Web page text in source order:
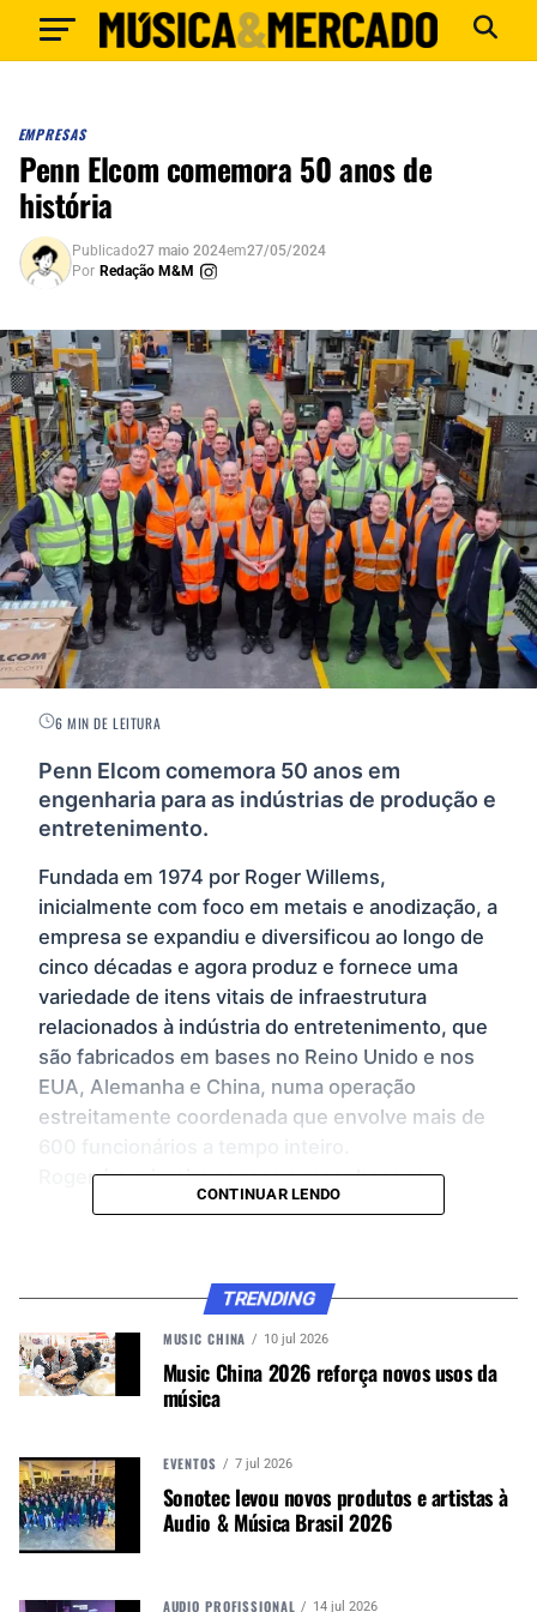
EMPRESAS
Penn Elcom comemora 50 anos de
história
Publicado27 maio 2024em27/05/2024
Por Redação M&M
6 MIN DE LEITURA
Penn Elcom comemora 50 anos em
engenharia para as indústrias de produção e
entretenimento.
Fundada em 1974 por Roger Willems,
inicialmente com foco em metais e anodização, a
empresa se expandiu e diversificou ao longo de
cinco décadas e agora produz e fornece uma
variedade de itens vitais de infraestrutura
relacionados à indústria do entretenimento, que
são fabricados em bases no Reino Unido e nos
EUA, Alemanha e China, numa operação
estreitamente coordenada que envolve mais de
Roger é a primeira pessoa a reconhecer o
contínuo trabalho em equipe global envolvido
dos funcionários.
“Tantas pessoas fantásticas contribuíram para
tornar aPenn Elcom
personalidades coletivas, visão e diligência
marcante. “Quero dizer um enorme e sincero
OBRIGADO a cada um deles!”
CONTINUAR LENDO
TRENDING
MUSIC CHINA 10 jul 2026
Music China 2026 reforça novos usos da
música
EVENTOS 7 jul 2026
Sonotec levou novos produtos e artistas à
Audio & Música Brasil 2026
AUDIO PROFISSIONAL 14 jul 2026